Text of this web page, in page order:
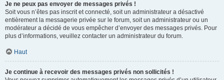
Je ne peux pas envoyer de messages privés !
Soit vous n’êtes pas inscrit et connecté, soit un administrateur a désactivé
entièrement la messagerie privée sur le forum, soit un administrateur ou un
modérateur a décidé de vous empêcher d’envoyer des messages privés. Pour
plus d’informations, veuillez contacter un administrateur du forum.
Haut
Je continue à recevoir des messages privés non sollicités !